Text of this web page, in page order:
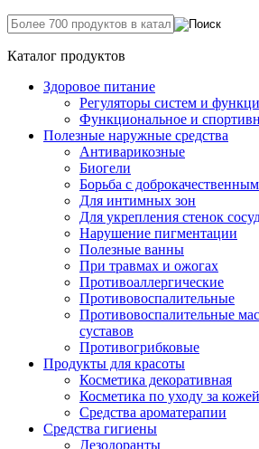
Каталог продуктов
Здоровое питание
Регуляторы систем и
Функциональное и
Полезные наружные средства
Антиварикозные
Биогели
Борьба с
Для интимных зон
Для укрепления стенок
Нарушение пигментации
Полезные ванны
При травмах и ожогах
Противоаллергические
Противовоспалительные
Противовоспалительные
суставов
Противогрибковые
Продукты для красоты
Косметика декоративная
Косметика по уходу за кожей
Средства ароматерапии
Средства гигиены
Дезодоранты